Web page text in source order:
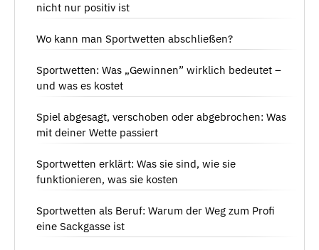
nicht nur positiv ist
Wo kann man Sportwetten abschließen?
Sportwetten: Was „Gewinnen” wirklich bedeutet –
und was es kostet
Spiel abgesagt, verschoben oder abgebrochen: Was
mit deiner Wette passiert
Sportwetten erklärt: Was sie sind, wie sie
funktionieren, was sie kosten
Sportwetten als Beruf: Warum der Weg zum Profi
eine Sackgasse ist